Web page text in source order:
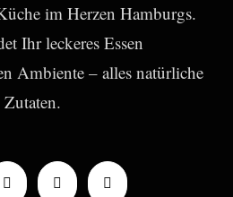
im Herzen Hamburgs.
Ihr leckeres Essen
Ambiente – alles natürliche
Zutaten.